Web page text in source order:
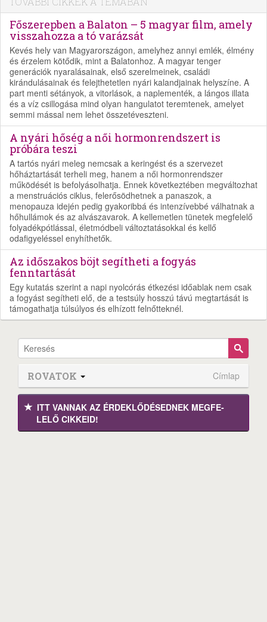
Főszerepben a Balaton – 5 magyar film, amely
visszahozza a tó varázsát
Kevés hely van Magyarországon, amelyhez annyi emlék, élmény
és érzelem kötődik, mint a Balatonhoz. A magyar tenger
generációk nyaralásainak, első szerelmeinek, családi
kirándulásainak és felejthetetlen nyári kalandjainak helyszíne. A
part menti sétányok, a vitorlások, a naplementék, a lángos illata
és a víz csillogása mind olyan hangulatot teremtenek, amelyet
semmi mással nem lehet összetéveszteni.
A nyári hőség a női hormonrendszert is
próbára teszi
A tartós nyári meleg nemcsak a keringést és a szervezet
hőháztartását terheli meg, hanem a női hormonrendszer
működését is befolyásolhatja. Ennek következtében megváltozhat
a menstruációs ciklus, felerősödhetnek a panaszok, a
menopauza idején pedig gyakoribbá és intenzívebbé válhatnak a
hőhullámok és az alvászavarok. A kellemetlen tünetek megfelelő
folyadékpótlással, életmódbeli változtatásokkal és kellő
odafigyeléssel enyhíthetők.
Az időszakos böjt segítheti a fogyás
fenntartását
Egy kutatás szerint a napi nyolcórás étkezési időablak nem csak
a fogyást segítheti elő, de a testsúly hosszú távú megtartását is
támogathatja túlsúlyos és elhízott felnőtteknél.
ROVATOK Címlap
ITT VANNAK AZ ÉRDEK­LŐDÉ­SEDNEK MEGFE­
LELŐ CIKKEID!